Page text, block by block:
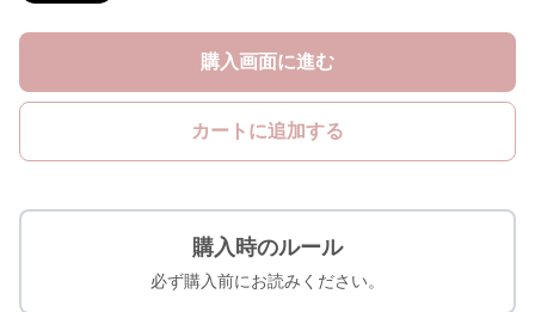
購入画面に進む
カートに追加する
購入時のルール
必ず購入前にお読みください。